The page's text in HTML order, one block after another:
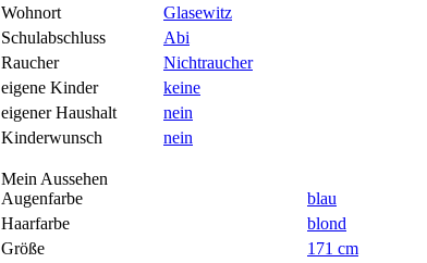
Wohnort
Glasewitz
Schulabschluss
Abi
Raucher
Nichtraucher
eigene Kinder
keine
eigener Haushalt
nein
Kinderwunsch
nein
Mein Aussehen
Augenfarbe
blau
Haarfarbe
blond
Größe
171 cm